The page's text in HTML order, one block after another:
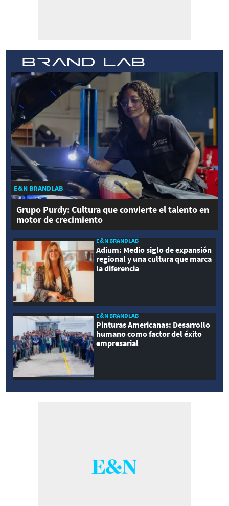
E&N BRANDLAB
Grupo Purdy: Cultura que convierte el talento en
motor de crecimiento
E&N BRANDLAB
Adium: Medio siglo de expansión
regional y una cultura que marca
la diferencia
E&N BRANDLAB
Pinturas Americanas: Desarrollo
humano como factor del éxito
empresarial